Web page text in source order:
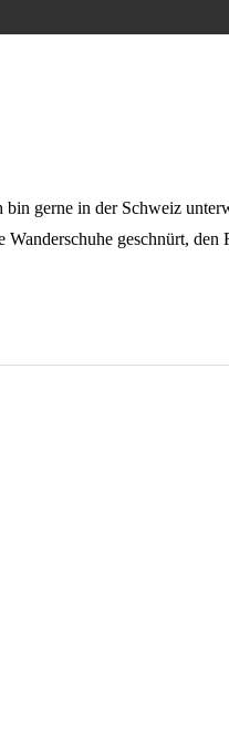
gerne in der Schweiz
geschnürt, den